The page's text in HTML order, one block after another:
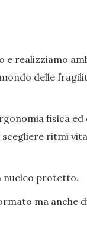
e realizziamo
delle
fisica
ritmi
nucleo protetto.
ma anche